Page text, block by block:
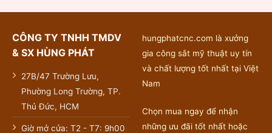
CÔNG TY TNHH TMDV
& SX HÙNG PHÁT
27B/47 Trường Lưu,
Phường Long Trường, TP.
Thủ Đức, HCM
Giờ mở cửa: T2 - T7: 9h00
hungphatcnc.com là xưởng
gia công sắt mỹ thuật uy tín
và chất lượng tốt nhất tại Việt
Nam
Chọn mua ngay để nhận
những ưu đãi tốt nhất hoặc